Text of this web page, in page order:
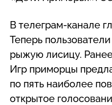
В телеграм-канале
Теперь
рыжую лисицу.
Игр приморцы
по пять наиболее
открытое